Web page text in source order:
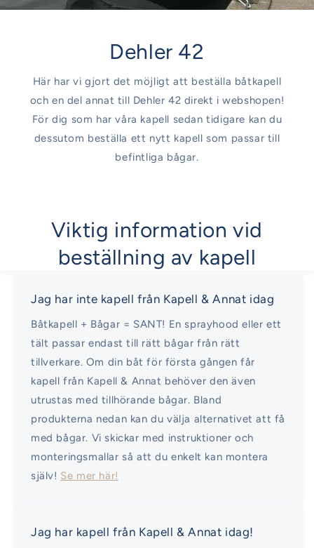
Dehler 42
Här har vi gjort det möjligt att beställa båtkapell
och en del annat till Dehler 42 direkt i webshopen!
För dig som har våra kapell sedan tidigare kan du
dessutom beställa ett nytt kapell som passar till
befintliga bågar.
Viktig information vid
beställning av kapell
Jag har inte kapell från Kapell & Annat idag
Båtkapell + Bågar = SANT! En sprayhood eller ett
tält passar endast till rätt bågar från rätt
tillverkare. Om din båt för första gången får
kapell från Kapell & Annat behöver den även
utrustas med tillhörande bågar. Bland
produkterna nedan kan du välja alternativet att få
med bågar. Vi skickar med instruktioner och
monteringsmallar så att du enkelt kan montera
själv! Se mer här!
Jag har kapell från Kapell & Annat idag!